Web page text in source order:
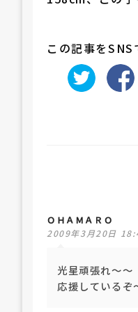
この記事をSNS
ＯＨＡＭＡＲＯ
2009年3月20日
光星頑張れ～～
応援しているぞ